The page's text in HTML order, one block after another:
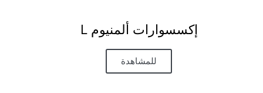
إكسسوارات ألمنيوم L
للمشاهدة